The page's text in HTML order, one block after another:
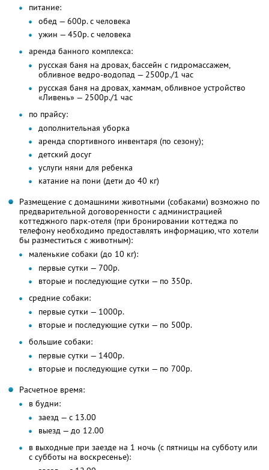
питание:
обед — 600р. с человека
ужин — 450р. с человека
аренда банного комплекса:
русская баня на дровах, бассейн с гидромассажем,
обливное ведро-водопад — 2500р./1 час
русская баня на дровах, хаммам, обливное устройство
«Ливень» — 2500р./1 час
по прайсу:
дополнительная уборка
аренда спортивного инвентаря (по сезону);
детский досуг
услуги няни для ребенка
катание на пони (дети до 40 кг)
Размещение с домашними животными (собаками) возможно по
предварительной договоренности с администрацией
коттеджного парк-отеля (при бронировании коттеджа по
телефону необходимо предоставлять информацию, что хотели
бы разместиться с животным):
маленькие собаки (до 10 кг):
первые сутки — 700р.
вторые и последующие сутки — по 350р.
средние собаки:
первые сутки — 1000р.
вторые и последующие сутки — по 500р.
большие собаки:
первые сутки — 1400р.
вторые и последующие сутки — по 700р.
Расчетное время:
в будни:
заезд — с 13.00
выезд — до 12.00
в выходные при заезде на 1 ночь (с пятницы на субботу или
с субботы на воскресенье):